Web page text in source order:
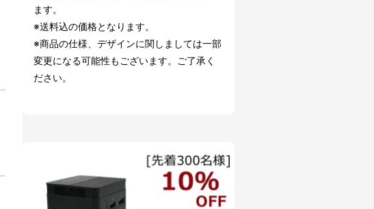
ます。
※送料込の価格となります。
※商品の仕様、デザインに関しましては一部
変更になる可能性もございます。ご了承く
ださい。